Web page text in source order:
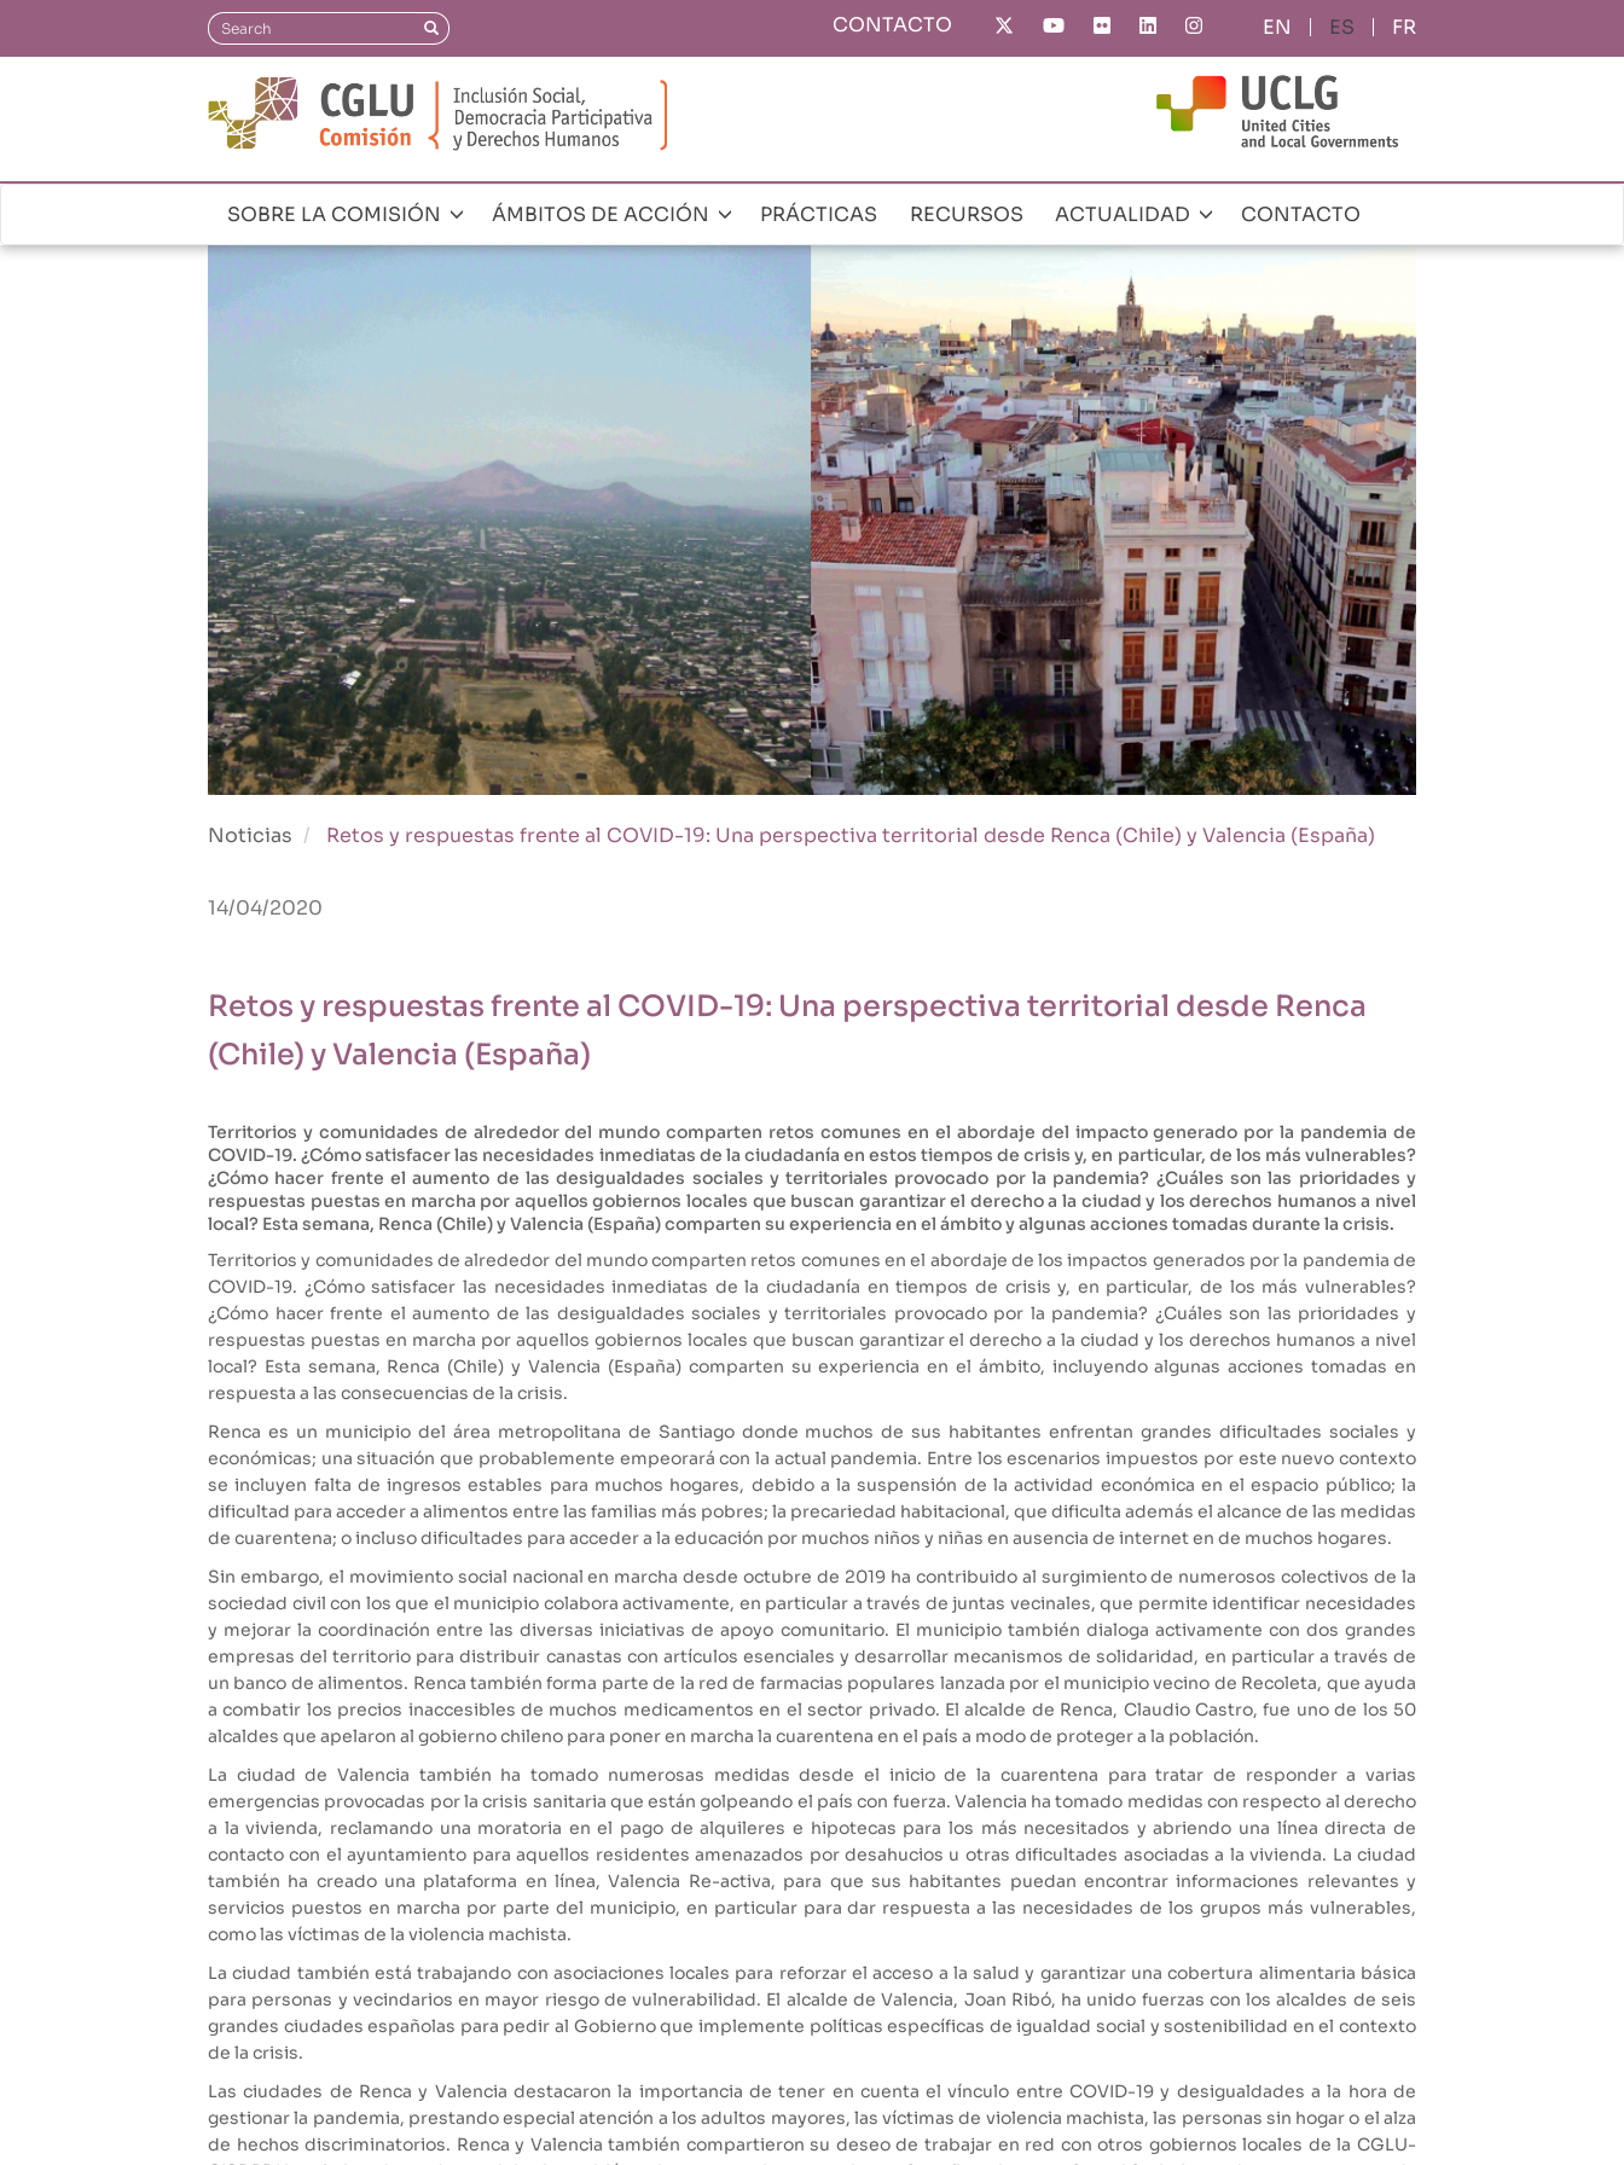
ES FR
Top
CONTACTO
Search Search
Navegación
principal
SOBRE LA COMISIÓN ÁMBITOS DE ACCIÓN PRÁCTICAS RECURSOS ACTUALIDAD CONTACTO
Noticias Retos y respuestas frente al COVID-19: Una perspectiva territorial desde Renca (Chile) y Valencia (España)
14/04/2020
Retos y respuestas frente al COVID-19: Una perspectiva territorial desde Renca
(Chile) y Valencia (España)
Territorios y comunidades de alrededor del mundo comparten retos comunes en el abordaje del impacto generado por la pandemia de
COVID-19. ¿Cómo satisfacer las necesidades inmediatas de la ciudadanía en estos tiempos de crisis y, en particular, de los más vulnerables?
¿Cómo hacer frente el aumento de las desigualdades sociales y territoriales provocado por la pandemia? ¿Cuáles son las prioridades y
respuestas puestas en marcha por aquellos gobiernos locales que buscan garantizar el derecho a la ciudad y los derechos humanos a nivel
local? Esta semana, Renca (Chile) y Valencia (España) comparten su experiencia en el ámbito y algunas acciones tomadas durante la crisis.
Territorios y comunidades de alrededor del mundo comparten retos comunes en el abordaje de los impactos generados por la pandemia de
COVID-19. ¿Cómo satisfacer las necesidades inmediatas de la ciudadanía en tiempos de crisis y, en particular, de los más vulnerables?
¿Cómo hacer frente el aumento de las desigualdades sociales y territoriales provocado por la pandemia? ¿Cuáles son las prioridades y
respuestas puestas en marcha por aquellos gobiernos locales que buscan garantizar el derecho a la ciudad y los derechos humanos a nivel
local? Esta semana, Renca (Chile) y Valencia (España) comparten su experiencia en el ámbito, incluyendo algunas acciones tomadas en
respuesta a las consecuencias de la crisis.
Renca es un municipio del área metropolitana de Santiago donde muchos de sus habitantes enfrentan grandes dificultades sociales y
económicas; una situación que probablemente empeorará con la actual pandemia. Entre los escenarios impuestos por este nuevo contexto
se incluyen falta de ingresos estables para muchos hogares, debido a la suspensión de la actividad económica en el espacio público; la
dificultad para acceder a alimentos entre las familias más pobres; la precariedad habitacional, que dificulta además el alcance de las medidas
de cuarentena; o incluso dificultades para acceder a la educación por muchos niños y niñas en ausencia de internet en de muchos hogares.
Sin embargo, el movimiento social nacional en marcha desde octubre de 2019 ha contribuido al surgimiento de numerosos colectivos de la
sociedad civil con los que el municipio colabora activamente, en particular a través de juntas vecinales, que permite identificar necesidades
y mejorar la coordinación entre las diversas iniciativas de apoyo comunitario. El municipio también dialoga activamente con dos grandes
empresas del territorio para distribuir canastas con artículos esenciales y desarrollar mecanismos de solidaridad, en particular a través de
un banco de alimentos. Renca también forma parte de la red de farmacias populares lanzada por el municipio vecino de Recoleta, que ayuda
a combatir los precios inaccesibles de muchos medicamentos en el sector privado. El alcalde de Renca, Claudio Castro, fue uno de los 50
alcaldes que apelaron al gobierno chileno para poner en marcha la cuarentena en el país a modo de proteger a la población.
La ciudad de Valencia también ha tomado numerosas medidas desde el inicio de la cuarentena para tratar de responder a varias
emergencias provocadas por la crisis sanitaria que están golpeando el país con fuerza. Valencia ha tomado medidas con respecto al derecho
a la vivienda, reclamando una moratoria en el pago de alquileres e hipotecas para los más necesitados y abriendo una línea directa de
contacto con el ayuntamiento para aquellos residentes amenazados por desahucios u otras dificultades asociadas a la vivienda. La ciudad
también ha creado una plataforma en línea, Valencia Re-activa, para que sus habitantes puedan encontrar informaciones relevantes y
servicios puestos en marcha por parte del municipio, en particular para dar respuesta a las necesidades de los grupos más vulnerables,
como las víctimas de la violencia machista.
La ciudad también está trabajando con asociaciones locales para reforzar el acceso a la salud y garantizar una cobertura alimentaria básica
para personas y vecindarios en mayor riesgo de vulnerabilidad. El alcalde de Valencia, Joan Ribó, ha unido fuerzas con los alcaldes de seis
grandes ciudades españolas para pedir al Gobierno que implemente políticas específicas de igualdad social y sostenibilidad en el contexto
de la crisis.
Las ciudades de Renca y Valencia destacaron la importancia de tener en cuenta el vínculo entre COVID-19 y desigualdades a la hora de
gestionar la pandemia, prestando especial atención a los adultos mayores, las víctimas de violencia machista, las personas sin hogar o el alza
de hechos discriminatorios. Renca y Valencia también compartieron su deseo de trabajar en red con otros gobiernos locales de la CGLU-